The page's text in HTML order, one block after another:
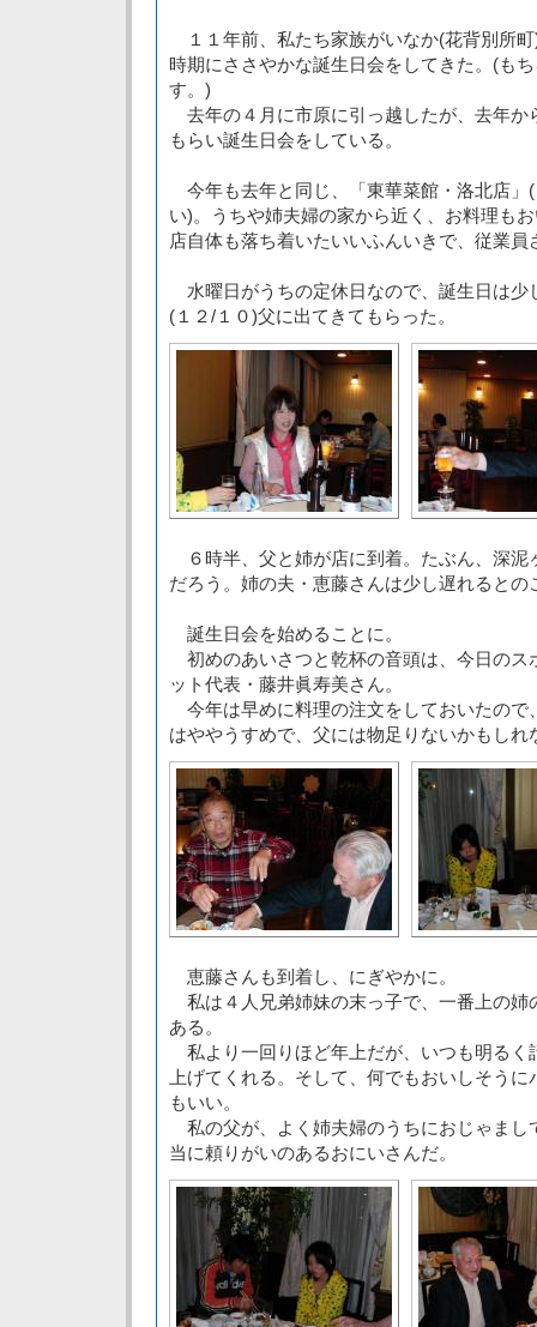
１１年前、私たち家族がいなか(花背別所
時期にささやかな誕生日会をしてきた。(も
す。)
去年の４月に市原に引っ越したが、去年か
もらい誕生日会をしている。
今年も去年と同じ、「東華菜館・洛北店」
い)。うちや姉夫婦の家から近く、お料理も
店自体も落ち着いたいいふんいきで、従業員
水曜日がうちの定休日なので、誕生日は少
(１２/１０)父に出てきてもらった。
６時半、父と姉が店に到着。たぶん、深泥
だろう。姉の夫・恵藤さんは少し遅れるとの
誕生日会を始めることに。
初めのあいさつと乾杯の音頭は、今日のス
ット代表・藤井眞寿美さん。
今年は早めに料理の注文をしておいたので
はややうすめで、父には物足りないかもし
恵藤さんも到着し、にぎやかに。
私は４人兄弟姉妹の末っ子で、一番上の姉
ある。
私より一回りほど年上だが、いつも明るく
上げてくれる。そして、何でもおいしそう
もいい。
私の父が、よく姉夫婦のうちにおじゃまし
当に頼りがいのあるおにいさんだ。